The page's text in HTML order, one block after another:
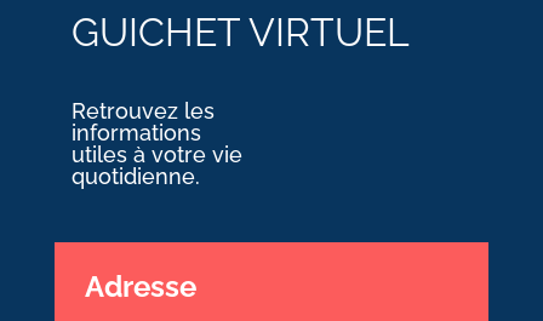
GUICHET VIRTUEL
Retrouvez les
informations
utiles à votre vie
quotidienne.
Adresse